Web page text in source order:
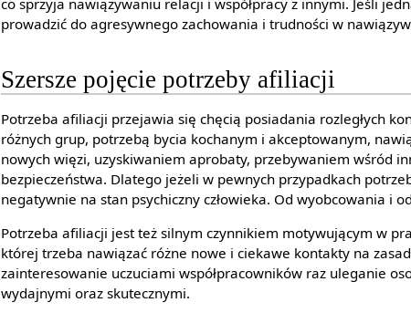
co sprzyja nawiązywaniu relacji i współpracy z innymi. Jeśli
prowadzić do agresywnego zachowania i trudności w
Szersze pojęcie potrzeby afiliacji
Potrzeba afiliacji przejawia się chęcią posiadania rozległych
różnych grup, potrzebą bycia kochanym i akceptowanym,
nowych więzi, uzyskiwaniem aprobaty, przebywaniem wśród
bezpieczeństwa. Dlatego jeżeli w pewnych przypadkach
negatywnie na stan psychiczny człowieka. Od wyobcowania i
Potrzeba afiliacji jest też silnym czynnikiem motywującym w
której trzeba nawiązać różne nowe i ciekawe kontakty na
zainteresowanie uczuciami współpracowników raz uleganie
wydajnymi oraz skutecznymi.